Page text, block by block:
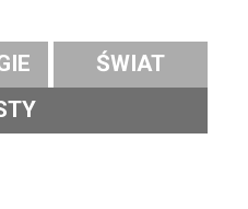
ŚWIAT